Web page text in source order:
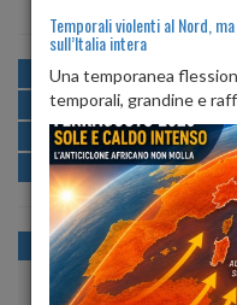
MATTINA
POMERIGGIO
SERA
NOTTE
OGGI DOM 09 LUN 10
Temporali violenti al Nord,
sull’Italia intera
Una temporanea
temporali, grandine e